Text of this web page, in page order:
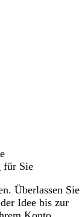
für Sie
Überlassen Sie
Idee bis zur